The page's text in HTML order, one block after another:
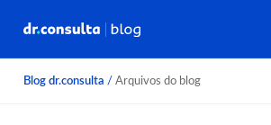
Blog dr.consulta / Arquivos do blog